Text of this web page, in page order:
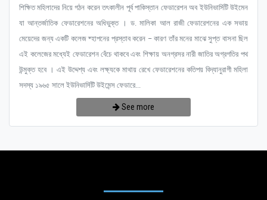
শিক্ষিত মহিলাদের নিয়ে গঠন করেন তৎকালীন পূর্ব পাকিস্তান ফেডারেশন অব ইউনিভার্সিটি উইমেন
যা আন্তর্জাতিক ফেডারেশনের অধিভুক্ত । ড. মালিকা আল রাজী ফেডারেশনের এক সভায়
মেয়েদের জন্য একটি কলেজ ষ্হাপনের প্রস্তাব করেন – কারণ তাঁর মনের মাঝে সুপ্ত বাসনা ছিল
এই কলেজের মধ্যেই ফেডারেশন বেঁচে থাকবে এবং শিক্ষায় অনগ্রসর নারী জাতির অগ্রগতির পথ
উন্মুক্ত হবে । এই উদ্দেশ্য এবং লক্ষ্যকে মাথায় রেখে ফেডারেশনের কতিপয় বিদ্যানুরাগী মহিলা
সদস্য ১৯৬৫ সালে ইউনিভার্সিটি উইমেন্স ফেডারে...
See more